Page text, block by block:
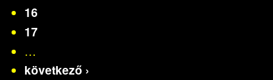
16
17
…
következő ›